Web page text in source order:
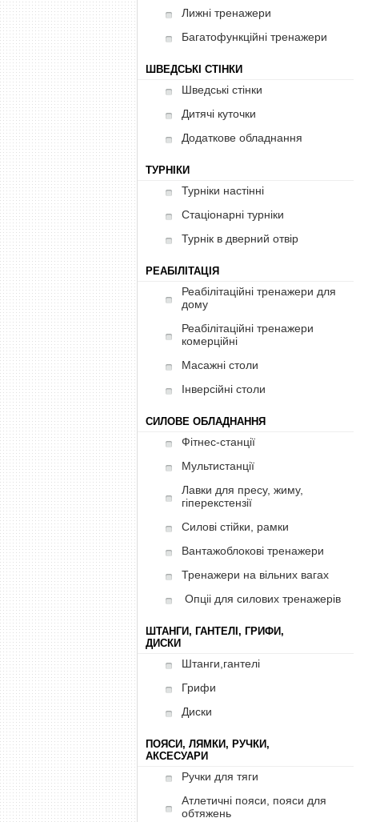
Лижні тренажери
Багатофункційні тренажери
ШВЕДСЬКІ СТІНКИ
Шведські стінки
Дитячі куточки
Додаткове обладнання
ТУРНІКИ
Турніки настінні
Стаціонарні турніки
Турнік в дверний отвір
РЕАБІЛІТАЦІЯ
Реабілітаційні тренажери для
дому
Реабілітаційні тренажери
комерційні
Масажні столи
Інверсійні столи
СИЛОВЕ ОБЛАДНАННЯ
Фітнес-станції
Мультистанції
Лавки для пресу, жиму,
гіперекстензії
Силові стійки, рамки
Вантажоблокові тренажери
Тренажери на вільних вагах
Опціі для силових тренажерів
ШТАНГИ, ГАНТЕЛІ, ГРИФИ,
ДИСКИ
Штанги,гантелі
Грифи
Диски
ПОЯСИ, ЛЯМКИ, РУЧКИ,
АКСЕСУАРИ
Ручки для тяги
Атлетичні пояси, пояси для
обтяжень